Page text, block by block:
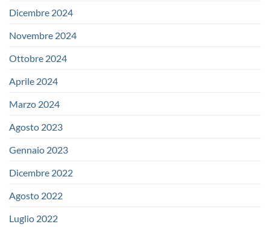
Dicembre 2024
Novembre 2024
Ottobre 2024
Aprile 2024
Marzo 2024
Agosto 2023
Gennaio 2023
Dicembre 2022
Agosto 2022
Luglio 2022